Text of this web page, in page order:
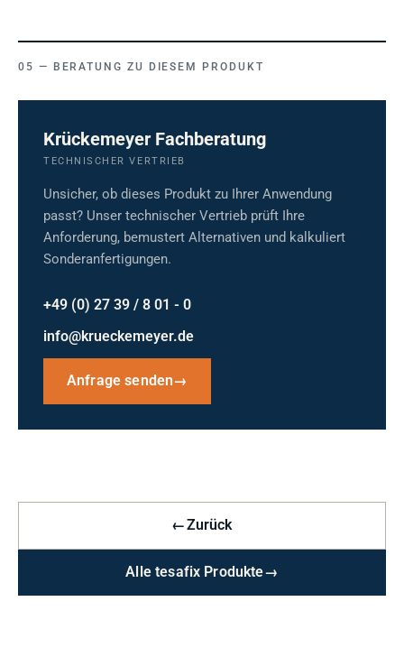
BERATUNG ZU DIESEM PRODUKT
Krückemeyer Fachberatung
TECHNISCHER VERTRIEB
Unsicher, ob dieses Produkt zu Ihrer Anwendung
passt? Unser technischer Vertrieb prüft Ihre
Anforderung, bemustert Alternativen und kalkuliert
Sonderanfertigungen.
+49 (0) 27 39 / 8 01 - 0
info@krueckemeyer.de
Anfrage senden→
←Zurück
Alle tesafix Produkte→